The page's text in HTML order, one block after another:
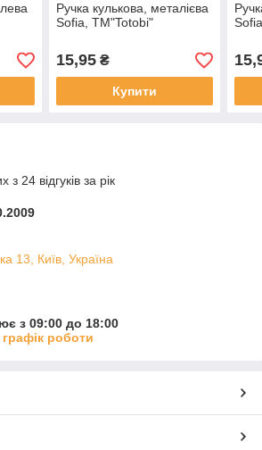
Ручка кулькова, металієва
Sofia, ТМ"Totobi"
15,95₴
Купити
24 відгуків за рік
13, Київ, Україна
з 09:00 до 18:00
роботи